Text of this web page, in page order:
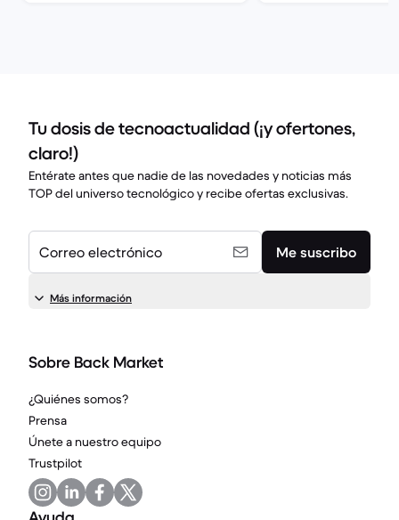
Tu dosis de tecnoactualidad (¡y ofertones,
claro!)
Entérate antes que nadie de las novedades y noticias más
TOP del universo tecnológico y recibe ofertas exclusivas.
Correo electrónico Me suscribo
Más información
Sobre Back Market
¿Quiénes somos?
Prensa
Únete a nuestro equipo
Trustpilot